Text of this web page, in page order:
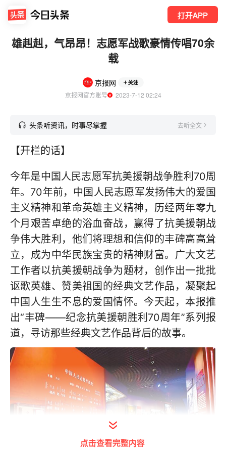
打开APP
雄赳赳，气昂昂！志愿军战歌豪情传唱70余
载
京报网 关注
京报网官方账号
  2023-7-12 02:24
头条听资讯，时事尽掌握 去听全文
【开栏的话】
今年是中国人民志愿军抗美援朝战争胜利70周
年。70年前，中国人民志愿军发扬伟大的爱国
主义精神和革命英雄主义精神，历经两年零九
个月艰苦卓绝的浴血奋战，赢得了抗美援朝战
争伟大胜利，他们将理想和信仰的丰碑高高耸
立，成为中华民族宝贵的精神财富。广大文艺
工作者以抗美援朝战争为题材，创作出一批批
讴歌英雄、赞美祖国的经典文艺作品，凝聚起
中国人生生不息的爱国情怀。今天起，本报推
出“丰碑——纪念抗美援朝胜利70周年”系列报
道，寻访那些经典文艺作品背后的故事。
点击查看完整内容